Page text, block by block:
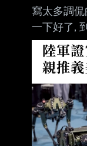
寫太多調
一下好了,
用。 首先,
麼多年,
代就被人
峽是天險,
運力 簡單
物投放到
就是扯淡